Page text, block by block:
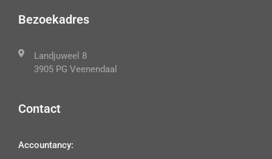
Bezoekadres
Landjuweel 8
3905 PG Veenendaal
Contact
Accountancy: